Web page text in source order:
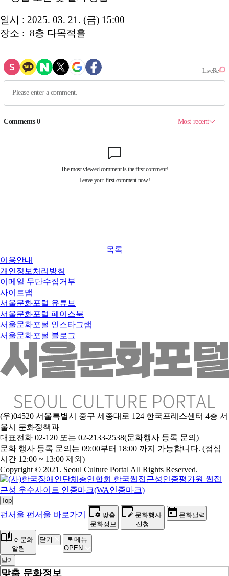
일시 : 2025. 03. 21. (금) 15:00
장소 : 8층 다목적홀
목록
이용안내
개인정보처리방침
이메일 무단수집거부
사이트맵
서울문화포털 유튜브
서울문화포털 페이스북
서울문화포털 인스타그램
서울문화포털 블로그
(우)04520 서울특별시 중구 세종대로 124 한국프레스센터 4층 서
울시 문화정책과
대표전화 02-120 또는 02-2133-2538(문화행사 등록 문의)
문화 행사 등록 문의는 09:00부터 18:00 까지 가능합니다. (점심
시간 12:00 ~ 13:00 제외)
Copyright © 2021. Seoul Culture Portal All Rights Reserved.
Top
펀서울 펀서울 바로가기
맞춤
문화정보
문화행사
신청
문화달력
e-문화
알림
닫기
퀵메뉴
OPEN
닫기
맞춤 문화정보